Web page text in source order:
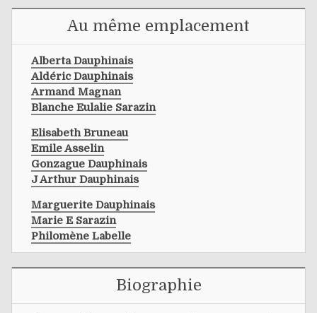
Au même emplacement
Alberta Dauphinais
Aldéric Dauphinais
Armand Magnan
Blanche Eulalie Sarazin
Elisabeth Bruneau
Emile Asselin
Gonzague Dauphinais
J Arthur Dauphinais
Marguerite Dauphinais
Marie E Sarazin
Philomène Labelle
Biographie